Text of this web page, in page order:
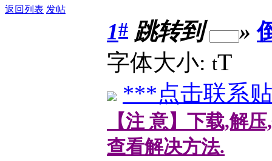
返回列表 发帖
1# 跳转到 »
字体大小: tT
***点击联系
【注 意】下载,解
查看解决方法.